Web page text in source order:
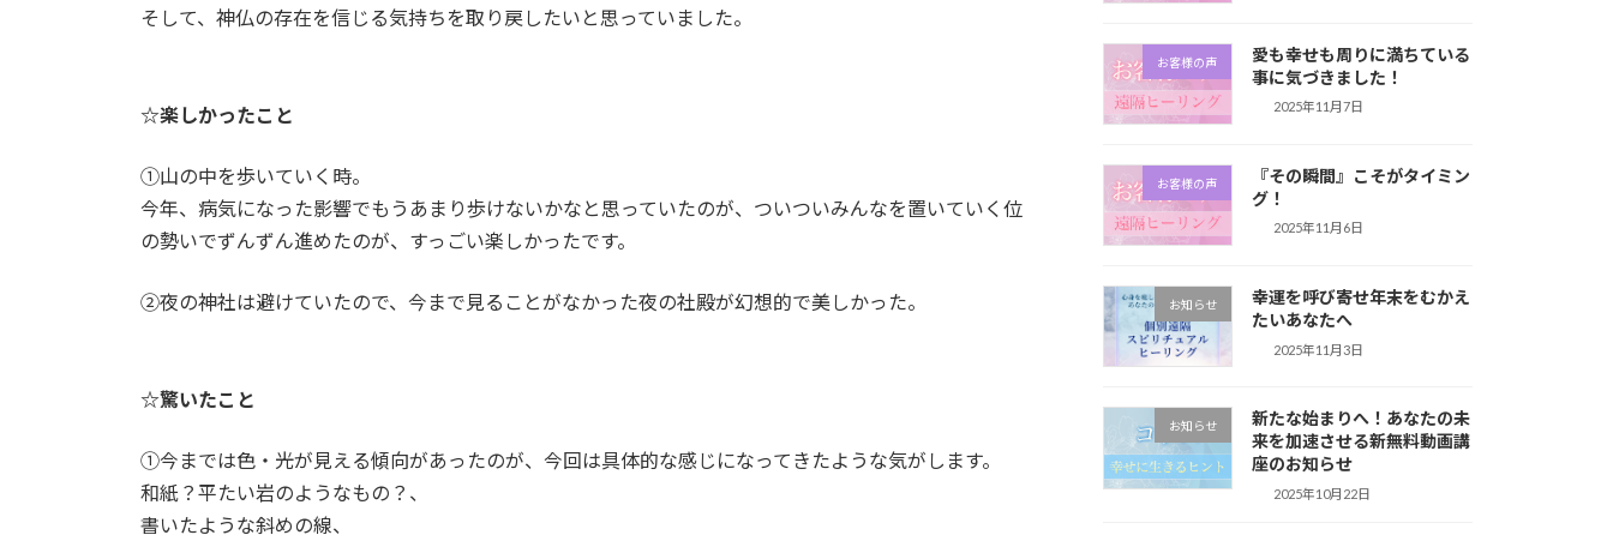
そして、神仏の存在を信じる気持ちを取り戻したいと思っていました。
☆楽しかったこと
①山の中を歩いていく時。
今年、病気になった影響でもうあまり歩けないかなと思っていたのが、ついついみんなを置いていく位
の勢いでずんずん進めたのが、すっごい楽しかったです。
②夜の神社は避けていたので、今まで見ることがなかった夜の社殿が幻想的で美しかった。
☆驚いたこと
①今までは色・光が見える傾向があったのが、今回は具体的な感じになってきたような気がします。
和紙？平たい岩のようなもの？、
書いたような斜めの線、
お客様の声
愛も幸せも周りに満ちている
事に気づきました！
2025年11月7日
お客様の声
『その瞬間』こそがタイミン
グ！
2025年11月6日
お知らせ
幸運を呼び寄せ年末をむかえ
たいあなたへ
2025年11月3日
お知らせ
新たな始まりへ！あなたの未
来を加速させる新無料動画講
座のお知らせ
2025年10月22日